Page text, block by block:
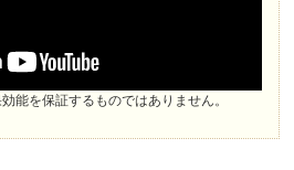
能を保証するものではありません。